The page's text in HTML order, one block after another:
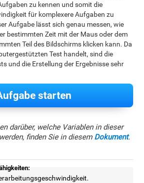
zu kennen und somit die
für komplexere Aufgaben zu
Aufgabe lässt sich genau messen, wie
bestimmten Zeit mit der Maus oder dem
Teil des Bildschirms klicken kann. Da
Test handelt, sind die
und die Erstellung der Ergebnisse sehr
starten
darüber, welche Variablen in dieser
finden Sie in diesem Dokument.